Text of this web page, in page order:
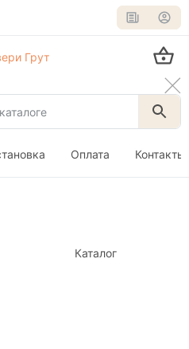
Оплата Контакты
Каталог